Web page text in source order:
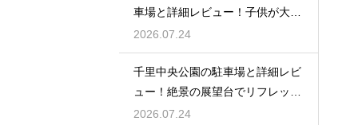
車場と詳細レビュー！子供が大歓
喜
2026.07.24
千里中央公園の駐車場と詳細レビ
ュー！絶景の展望台でリフレッシ
ュ
2026.07.24